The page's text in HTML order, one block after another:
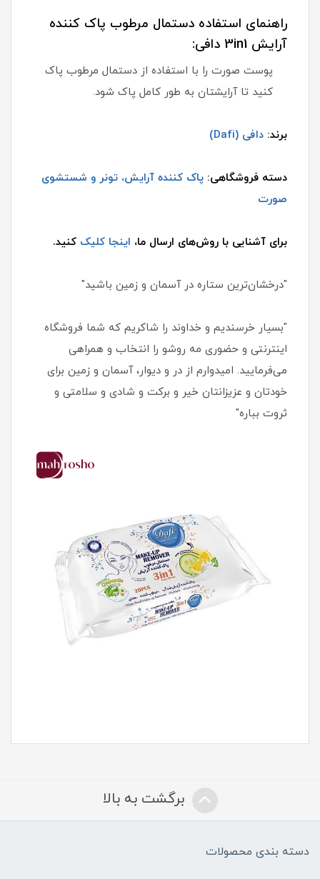
راهنمای استفاده دستمال مرطوب پاک کننده
آرایش 3in1 دافی:
پوست صورت را با استفاده از دستمال مرطوب پاک
کنید تا آرایشتان به طور کامل پاک شود.
برند: دافی (Dafi)
دسته فروشگاهی: پاک کننده آرایش، تونر و شستشوی
صورت
برای آشنایی با روش‌های ارسال ما، اینجا کلیک کنید.
"درخشان‌ترین ستاره در آسمان و زمین باشید"
"بسیار خرسندیم و خداوند را شاکریم که شما فروشگاه
اینترنتی و حضوری مه روشو را انتخاب و همراهی
می‌فرمایید. امیدوارم از در و دیوار، آسمان و زمین برای
خودتان و عزیزانتان خیر و برکت و شادی و سلامتی و
ثروت بباره"
برگشت به بالا
دسته بندی محصولات